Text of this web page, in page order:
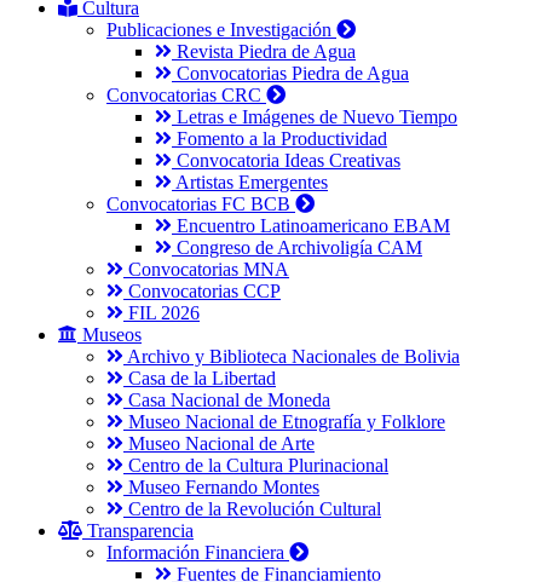
Cultura
Publicaciones e Investigación
Revista Piedra de Agua
Convocatorias Piedra de Agua
Convocatorias CRC
Letras e Imágenes de Nuevo Tiempo
Fomento a la Productividad
Convocatoria Ideas Creativas
Artistas Emergentes
Convocatorias FC BCB
Encuentro Latinoamericano EBAM
Congreso de Archivoligía CAM
Convocatorias MNA
Convocatorias CCP
FIL 2026
Museos
Archivo y Biblioteca Nacionales de Bolivia
Casa de la Libertad
Casa Nacional de Moneda
Museo Nacional de Etnografía y Folklore
Museo Nacional de Arte
Centro de la Cultura Plurinacional
Museo Fernando Montes
Centro de la Revolución Cultural
Transparencia
Información Financiera
Fuentes de Financiamiento